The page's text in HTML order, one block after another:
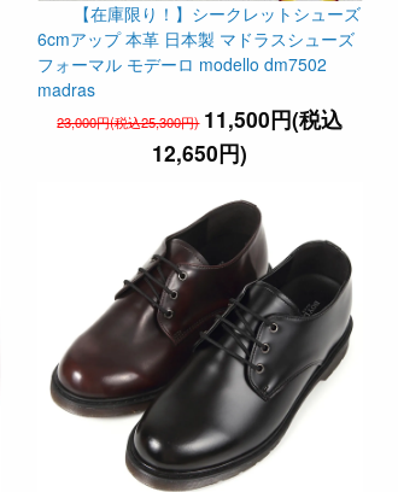
【在庫限り！】シークレットシューズ
6cmアップ 本革 日本製 マドラスシューズ
フォーマル モデーロ modello dm7502
madras
23,000円(税込25,300円) 11,500円(税込
12,650円)